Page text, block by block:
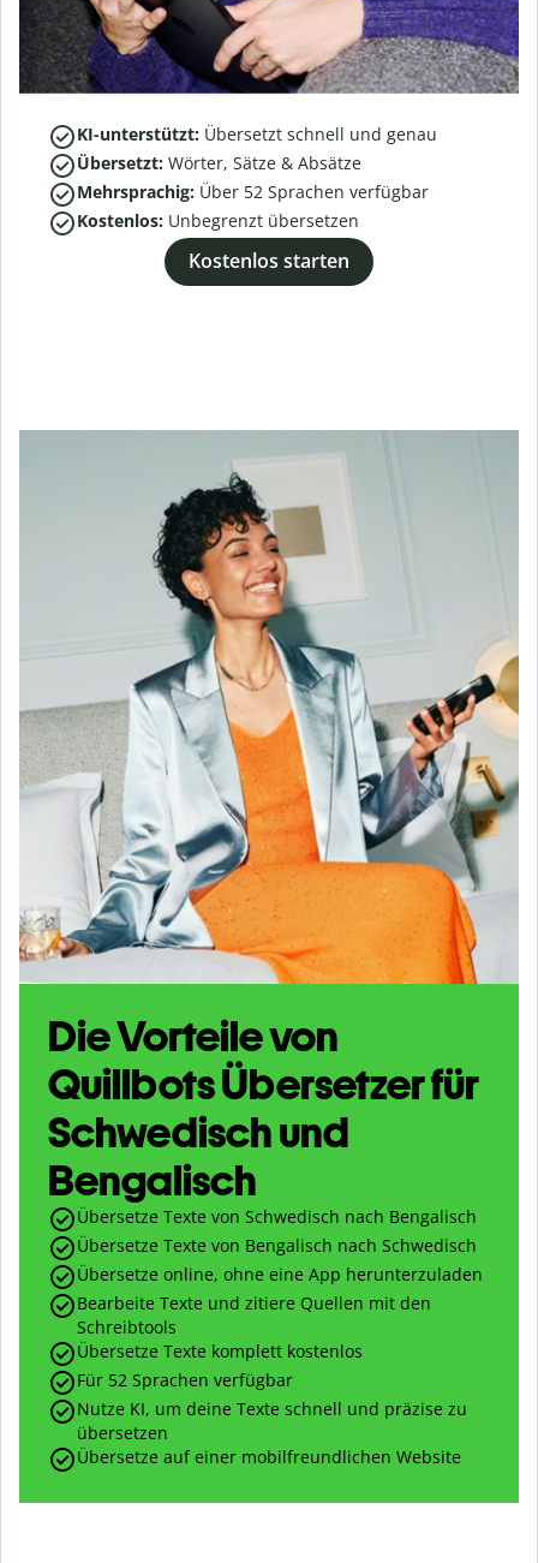
KI-unterstützt: Übersetzt schnell und genau
Übersetzt: Wörter, Sätze & Absätze
Mehrsprachig: Über 52 Sprachen verfügbar
Kostenlos: Unbegrenzt übersetzen
Kostenlos starten
Die Vorteile von
Quillbots Übersetzer für
Schwedisch und
Bengalisch
Übersetze Texte von Schwedisch nach Bengalisch
Übersetze Texte von Bengalisch nach Schwedisch
Übersetze online, ohne eine App herunterzuladen
Bearbeite Texte und zitiere Quellen mit den
Schreibtools
Übersetze Texte komplett kostenlos
Für 52 Sprachen verfügbar
Nutze KI, um deine Texte schnell und präzise zu
übersetzen
Übersetze auf einer mobilfreundlichen Website